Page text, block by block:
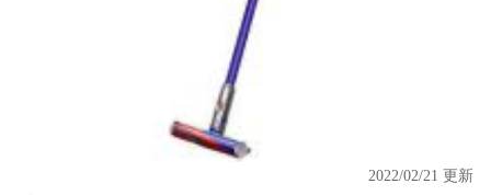
2022/02/21 更新